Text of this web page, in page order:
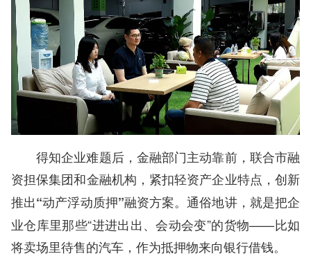
得知企业难题后，金融部门主动靠前，联合市融
资担保集团和金融机构， 紧扣轻资产企业特点，创新
推出“动产浮动质押”融资方案。通俗地讲，就是把企
业仓库里那些“进进出出、会动会变”的货物——比如
将卖场里待售的汽车，作为抵押物来向银行借钱。